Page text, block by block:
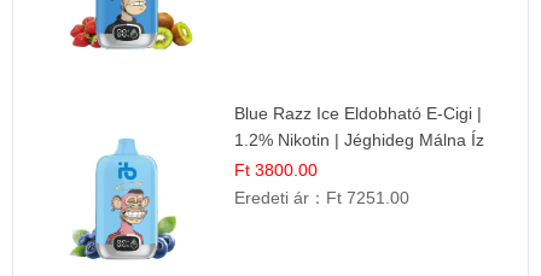
Blue Razz Ice Eldobható E-Cigi |
1.2% Nikotin | Jéghideg Málna Íz
Ft 3800.00
Eredeti ár： Ft 7251.00